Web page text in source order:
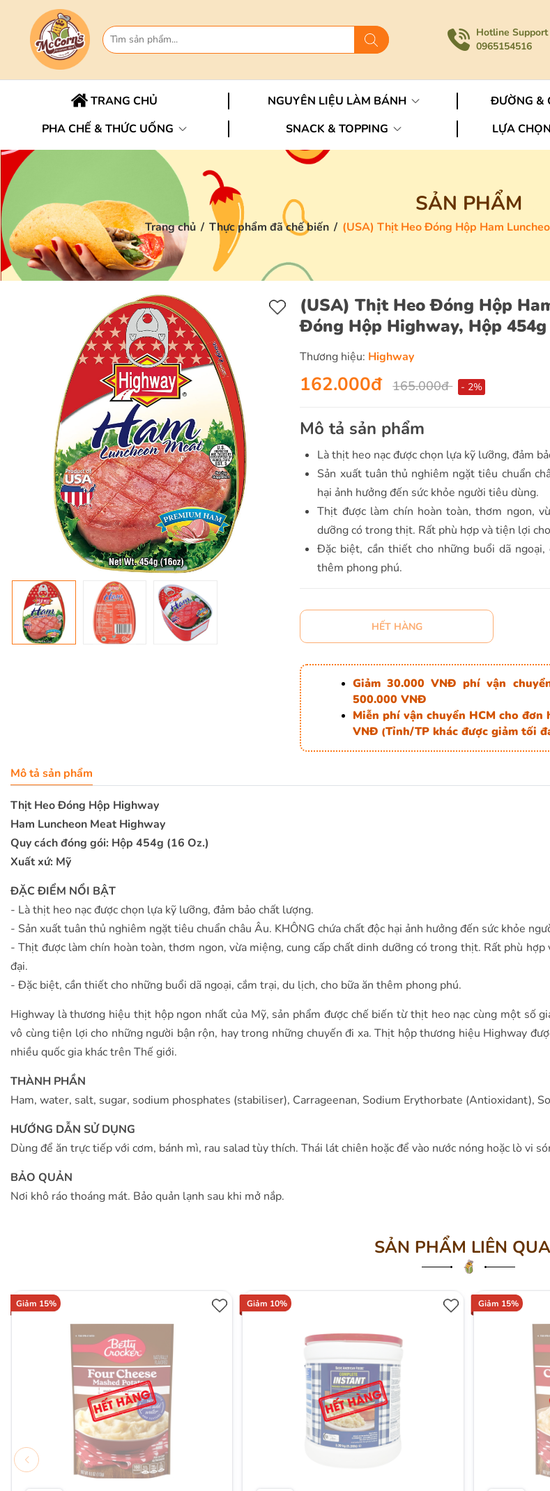
Hotline Support
0965154516
TRANG CHỦ NGUYÊN LIỆU LÀM BÁNH ĐƯỜNG &
PHA CHẾ & THỨC UỐNG
SNACK & TOPPING LỰA
SẢN PHẨM
Trang chủ / Thực phẩm đã chế biến / (USA) Thịt Heo Đóng Hộp Ham
(USA) Thịt Heo Đóng Hộp
Đóng Hộp Highway, Hộp 454g
Thương hiệu: Highway
162.000đ 165.000đ - 2%
Mô tả sản phẩm
Là thịt heo nạc được chọn lựa kỹ lưỡng, đảm
Sản xuất tuân thủ nghiêm ngặt tiêu chuẩn
hại ảnh hưởng đến sức khỏe người tiêu dùng.
Thịt được làm chín hoàn toàn, thơm ngon,
dưỡng có trong thịt. Rất phù hợp và tiện lợi
Đặc biệt, cần thiết cho những buổi dã
thêm phong phú.
HẾT HÀNG
Giảm 30.000 VNĐ phí vận
500.000 VNĐ
Miễn phí vận chuyển HCM cho đơn
VNĐ (Tỉnh/TP khác được giảm tối
Mô tả sản phẩm
Thịt Heo Đóng Hộp Highway
Ham Luncheon Meat Highway
Quy cách đóng gói: Hộp 454g (16 Oz.)
Xuất xứ: Mỹ
ĐẶC ĐIỂM NỔI BẬT
- Là thịt heo nạc được chọn lựa kỹ lưỡng, đảm bảo chất lượng.
- Sản xuất tuân thủ nghiêm ngặt tiêu chuẩn châu Âu. KHÔNG chứa chất độc hại ảnh hưởng đến sức khỏe
- Thịt được làm chín hoàn toàn, thơm ngon, vừa miệng, cung cấp chất dinh dưỡng có trong thịt. Rất phù hợp
đại.
- Đặc biệt, cần thiết cho những buổi dã ngoại, cắm trại, du lịch, cho bữa ăn thêm phong phú.
Highway là thương hiệu thịt hộp ngon nhất của Mỹ, sản phẩm được chế biến từ thịt heo nạc cùng một số
vô cùng tiện lợi cho những người bận rộn, hay trong những chuyến đi xa. Thịt hộp thương hiệu Highway
nhiều quốc gia khác trên Thế giới.
THÀNH PHẦN
Ham, water, salt, sugar, sodium phosphates (stabiliser), Carrageenan, Sodium Erythorbate (Antioxidant),
HƯỚNG DẪN SỬ DỤNG
Dùng để ăn trực tiếp với cơm, bánh mì, rau salad tùy thích. Thái lát chiên hoặc để vào nước nóng hoặc lò vi
BẢO QUẢN
Nơi khô ráo thoáng mát. Bảo quản lạnh sau khi mở nắp.
SẢN PHẨM LIÊN
Giảm 15% Giảm 10% Giảm 15%